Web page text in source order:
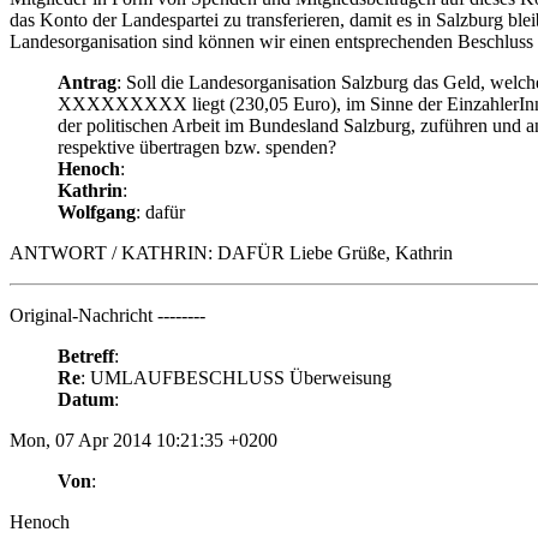
das Konto der Landespartei zu transferieren, damit es in Salzburg
Landesorganisation sind können wir einen entsprechenden
Antrag: Soll die Landesorganisation Salzburg das Geld,
XXXXXXXXX liegt (230,05 Euro), im Sinne der
der politischen Arbeit im Bundesland Salzburg, zuführen
respektive übertragen bzw. spenden?
Henoch:
Kathrin:
Wolfgang: dafür
ANTWORT / KATHRIN: DAFÜR Liebe Grüße, Kathrin
Original-Nachricht --------
Betreff:
Re: UMLAUFBESCHLUSS Überweisung
Datum:
Mon, 07 Apr 2014 10:21:35 +0200
Von:
Henoch